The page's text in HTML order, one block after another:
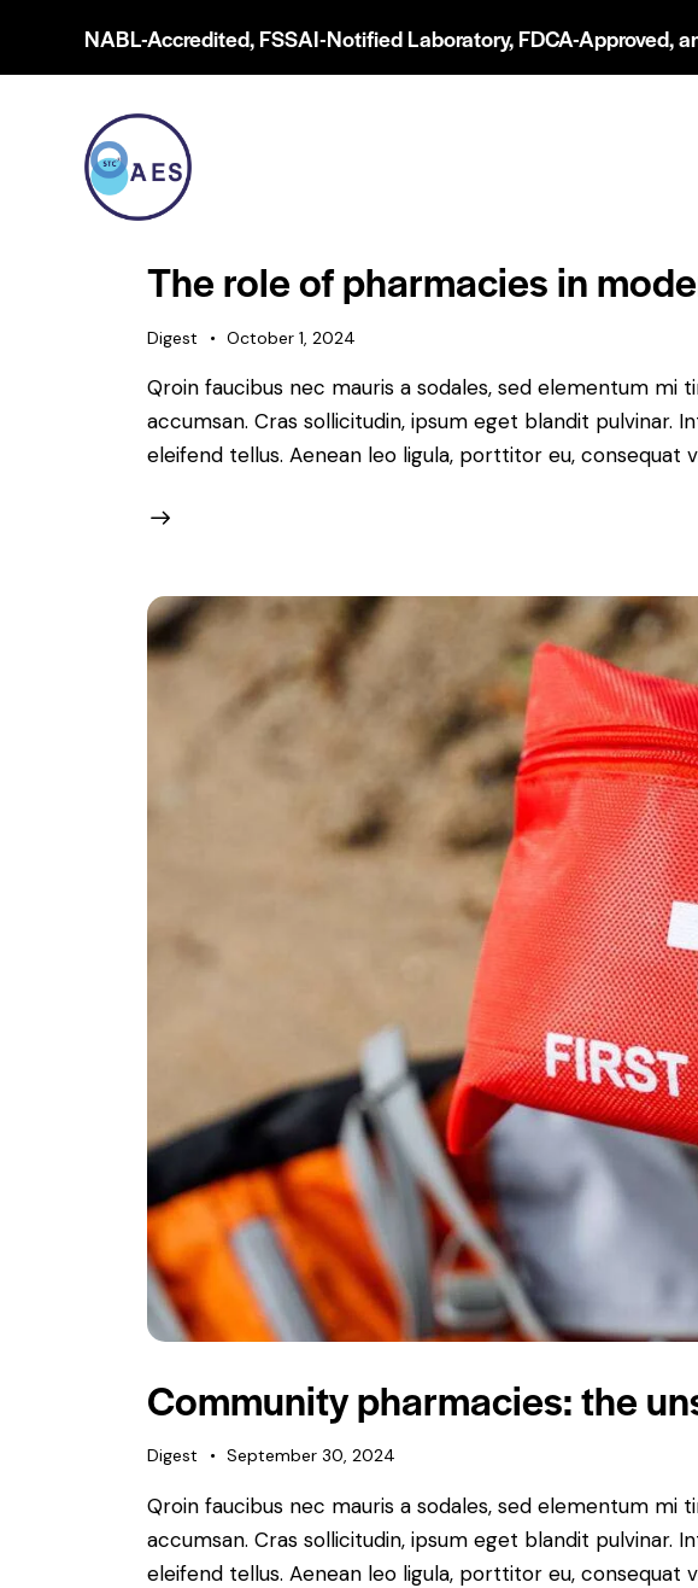
NABL-Accredited, FSSAI-Notified Laboratory, FDCA-Approved,
The role of pharmacies in
Digest October 1, 2024
Qroin faucibus nec mauris a sodales, sed elementum mi
accumsan. Cras sollicitudin, ipsum eget blandit pulvinar.
eleifend tellus. Aenean leo ligula, porttitor eu, consequat
Community pharmacies: the
Digest September 30, 2024
Qroin faucibus nec mauris a sodales, sed elementum mi
accumsan. Cras sollicitudin, ipsum eget blandit pulvinar.
eleifend tellus. Aenean leo ligula, porttitor eu, consequat